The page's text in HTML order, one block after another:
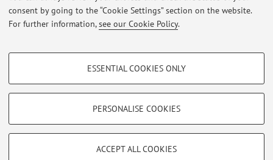
consent by going to the “Cookie Settings” section on the website.
For further information,see our Cookie Policy.
PROFILING COOKIES - OPTIONAL
Show profiling cookies
TECHNICAL COOKIES - ESSENTIAL
ESSENTIAL COOKIES ONLY
PERSONALISE COOKIES
ACCEPT ALL COOKIES
At the moment no news are available.
Restricted area
Loginto manage all website contents.
Zamboni, 33 - 40126 Bologna - Partita IVA: 01131710376